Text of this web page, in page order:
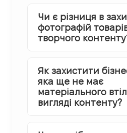
Чи є різниця в
фотографій
творчого
Як захистити
яка ще не має
матеріального
вигляді контенту?